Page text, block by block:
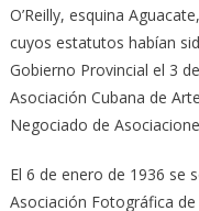
O’Reilly, esquina
cuyos estatutos habían
Gobierno Provincial el 3
Asociación Cubana de
Negociado de
El 6 de enero de 1936 se
Asociación Fotográfica